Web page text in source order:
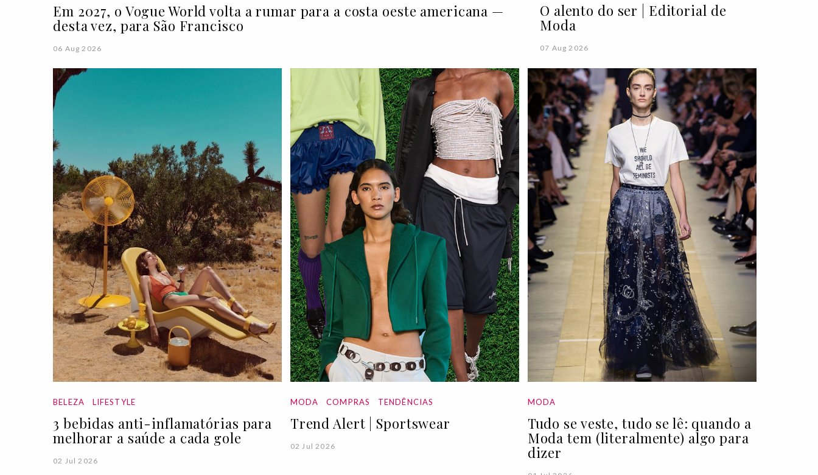
Em 2027, o Vogue World volta a rumar para a costa oeste americana —
desta vez, para São Francisco
06 Aug 2026
O alento do ser | Editorial de
Moda
07 Aug 2026
BELEZA LIFESTYLE
3 bebidas anti-inflamatórias para
melhorar a saúde a cada gole
02 Jul 2026
MODA COMPRAS TENDÊNCIAS
Trend Alert | Sportswear
02 Jul 2026
MODA
Tudo se veste, tudo se lê: quando a
Moda tem (literalmente) algo para
dizer